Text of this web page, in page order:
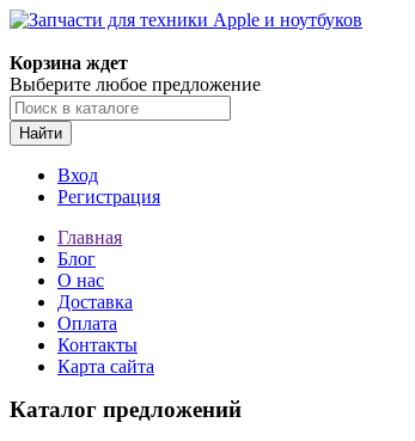
Корзина ждет
Выберите любое предложение
Найти
Вход
Регистрация
Главная
Блог
О нас
Доставка
Оплата
Контакты
Карта сайта
Каталог предложений